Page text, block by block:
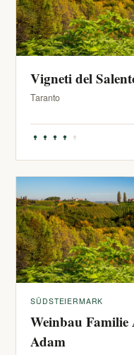
Vigneti del
Taranto
SÜDSTEIERMARK
Weinbau
Adam